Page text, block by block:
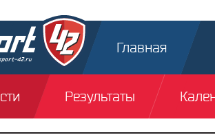
Главная
Результаты